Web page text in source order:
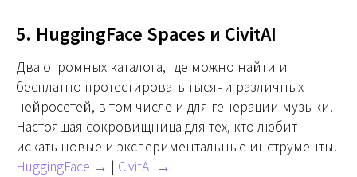
5. HuggingFace Spaces и CivitAI
Два огромных каталога, где можно найти и
бесплатно протестировать тысячи различных
нейросетей, в том числе и для генерации музыки.
Настоящая сокровищница для тех, кто любит
искать новые и экспериментальные инструменты.
HuggingFace → | CivitAI →